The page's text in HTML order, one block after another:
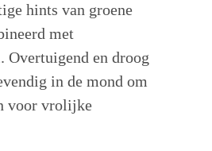
hints van groene
met
Overtuigend en droog
in de mond om
voor vrolijke